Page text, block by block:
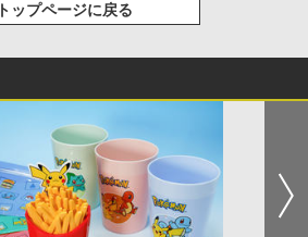
トップページに戻る